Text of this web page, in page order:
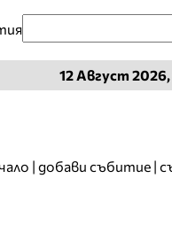
12Август
| добави събитие |